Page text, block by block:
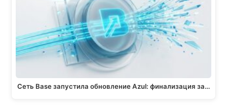
Сеть Base запустила обновление Azul: финализация за…